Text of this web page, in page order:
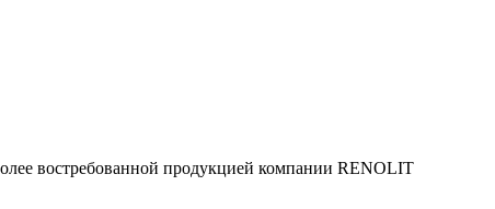
востребованной продукцией компании RENOLIT